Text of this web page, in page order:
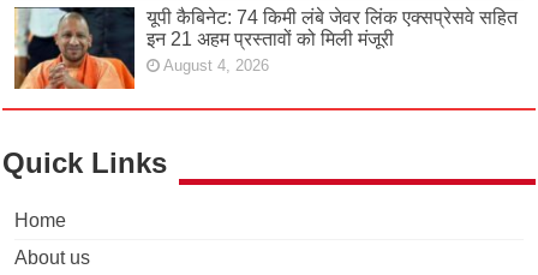
यूपी कैबिनेट: 74 किमी लंबे जेवर लिंक एक्सप्रेसवे सहित
इन 21 अहम प्रस्तावों को मिली मंजूरी
August 4, 2026
Quick Links
Home
About us